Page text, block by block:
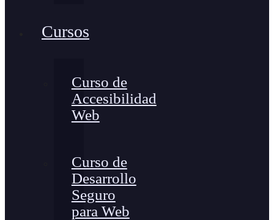
Cursos
Curso de
Accesibilidad
Web
Curso de
Desarrollo
Seguro
para Web